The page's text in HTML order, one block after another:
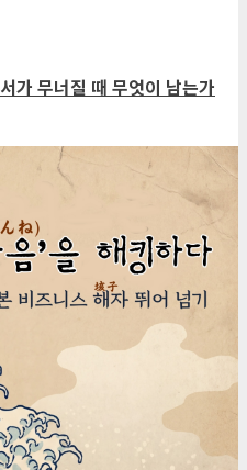
가 무너질 때 무엇이 남는가